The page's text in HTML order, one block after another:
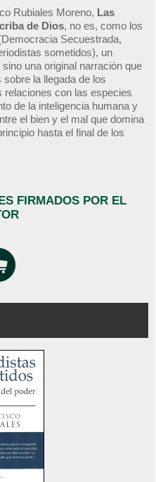
Rubiales Moreno, Las
de Dios, no es, como los
Secuestrada,
sometidos), un
una original narración que
la llegada de los
relaciones con las especies
de la inteligencia humana y
el bien y el mal que domina
hasta el final de los
FIRMADOS POR EL